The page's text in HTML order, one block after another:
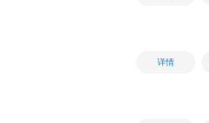
详情